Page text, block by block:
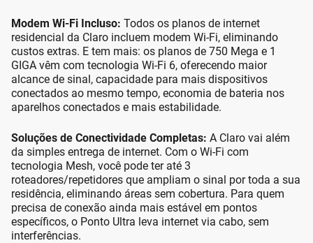
Modem Wi-Fi Incluso: Todos os planos de internet
residencial da Claro incluem modem Wi-Fi, eliminando
custos extras. E tem mais: os planos de 750 Mega e 1
GIGA vêm com tecnologia Wi-Fi 6, oferecendo maior
alcance de sinal, capacidade para mais dispositivos
conectados ao mesmo tempo, economia de bateria nos
aparelhos conectados e mais estabilidade.
Soluções de Conectividade Completas: A Claro vai além
da simples entrega de internet. Com o Wi-Fi com
tecnologia Mesh, você pode ter até 3
roteadores/repetidores que ampliam o sinal por toda a sua
residência, eliminando áreas sem cobertura. Para quem
precisa de conexão ainda mais estável em pontos
específicos, o Ponto Ultra leva internet via cabo, sem
interferências.